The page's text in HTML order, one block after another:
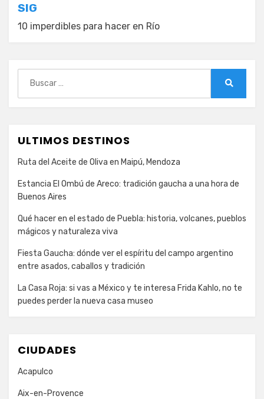
SIG
10 imperdibles para hacer en Río
ULTIMOS DESTINOS
Ruta del Aceite de Oliva en Maipú, Mendoza
Estancia El Ombú de Areco: tradición gaucha a una hora de
Buenos Aires
Qué hacer en el estado de Puebla: historia, volcanes, pueblos
mágicos y naturaleza viva
Fiesta Gaucha: dónde ver el espíritu del campo argentino
entre asados, caballos y tradición
La Casa Roja: si vas a México y te interesa Frida Kahlo, no te
puedes perder la nueva casa museo
CIUDADES
Acapulco
Aix-en-Provence